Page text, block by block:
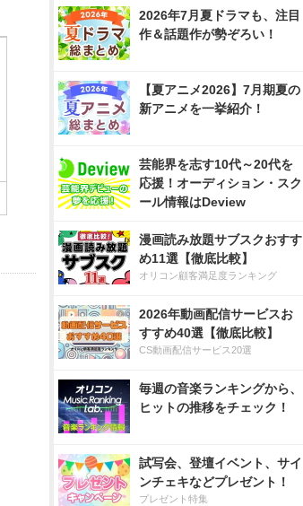
2026年7月夏ドラマも、注目
作＆話題作が勢ぞろい！
【夏アニメ2026】7月期夏の
新アニメを一挙紹介！
芸能界を志す10代～20代を
応援！オーディション・スク
ール情報はDeview
漫画読み放題サブスクおすす
め11選【徹底比較】
オリコン顧客満足度ランキング
2026年動画配信サービスお
すすめ40選【徹底比較】
CS動画配信サービス20選
毎週の音楽ランキングから、
ヒットの推移をチェック！
試写会、登壇イベント、サイ
ンチェキなどプレゼント！
プレゼント特集